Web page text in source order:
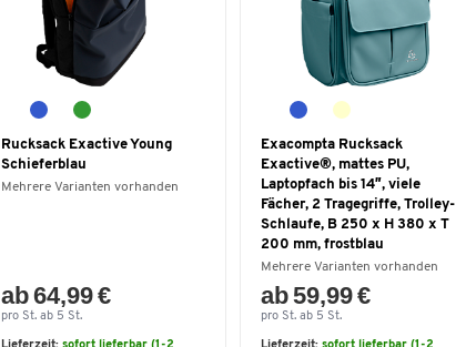
Rucksack Exactive Young
Schieferblau
Mehrere Varianten vorhanden
ab 64,99 €
pro St. ab 5 St.
Exacompta Rucksack
Exactive®, mattes PU,
Laptopfach bis 14″, viele
Fächer, 2 Tragegriffe, Trolley-
Schlaufe, B 250 x H 380 x T
200 mm, frostblau
Mehrere Varianten vorhanden
ab 59,99 €
pro St. ab 5 St.